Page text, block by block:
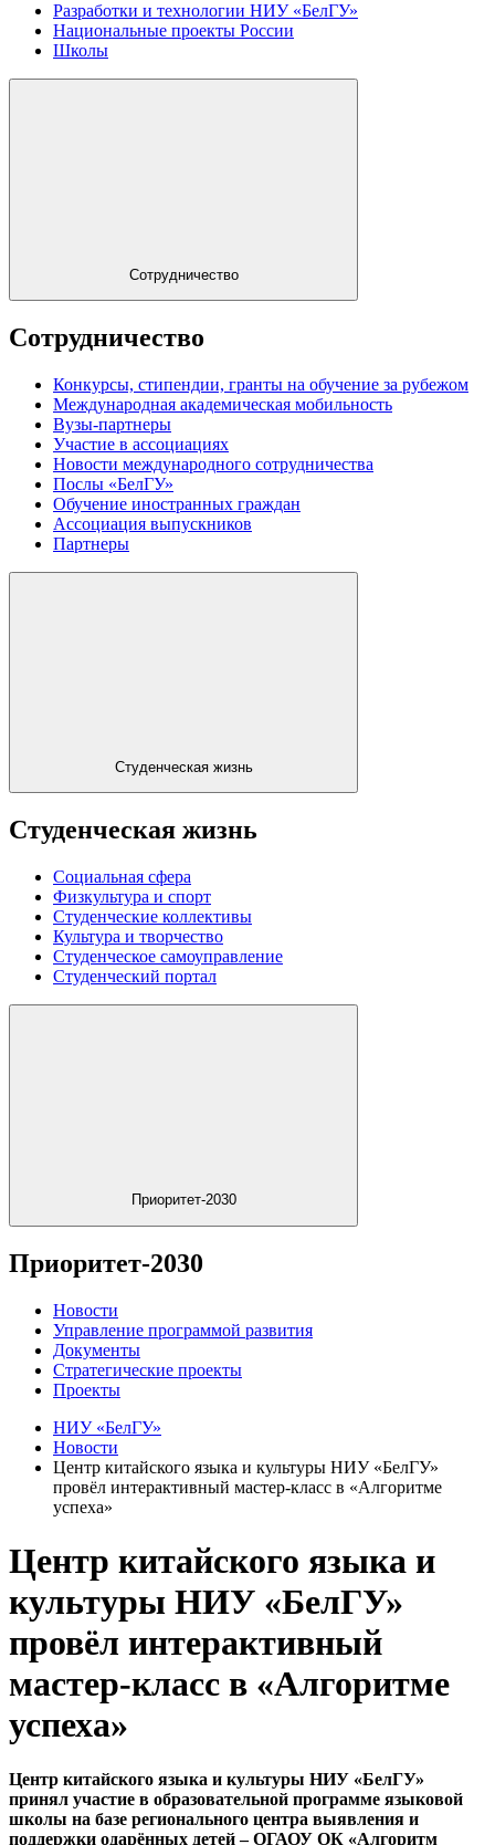
Разработки и технологии НИУ «БелГУ»
Национальные проекты России
Школы
Сотрудничество
Сотрудничество
Конкурсы, стипендии, гранты на обучение за рубежом
Международная академическая мобильность
Вузы-партнеры
Участие в ассоциациях
Новости международного сотрудничества
Послы «БелГУ»
Обучение иностранных граждан
Ассоциация выпускников
Партнеры
Студенческая жизнь
Студенческая жизнь
Социальная сфера
Физкультура и спорт
Студенческие коллективы
Культура и творчество
Студенческое самоуправление
Студенческий портал
Приоритет-2030
Приоритет-2030
Новости
Управление программой развития
Документы
Стратегические проекты
Проекты
НИУ «БелГУ»
Новости
Центр китайского языка и культуры НИУ «БелГУ»
провёл интерактивный мастер‑класс в «Алгоритме
успеха»
Центр китайского языка и
культуры НИУ «БелГУ»
провёл интерактивный
мастер‑класс в «Алгоритме
успеха»
Центр китайского языка и культуры НИУ «БелГУ»
принял участие в образовательной программе языковой
школы на базе регионального центра выявления и
поддержки одарённых детей – ОГАОУ ОК «Алгоритм